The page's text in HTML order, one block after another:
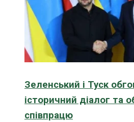
Зеленський і Туск
історичний діалог та
співпрацю